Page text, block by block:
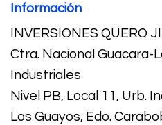
Información
INVERSIONES QUERO
Ctra. Nacional Guacara-
Industriales
Nivel PB, Local 11, Urb.
Los Guayos, Edo.